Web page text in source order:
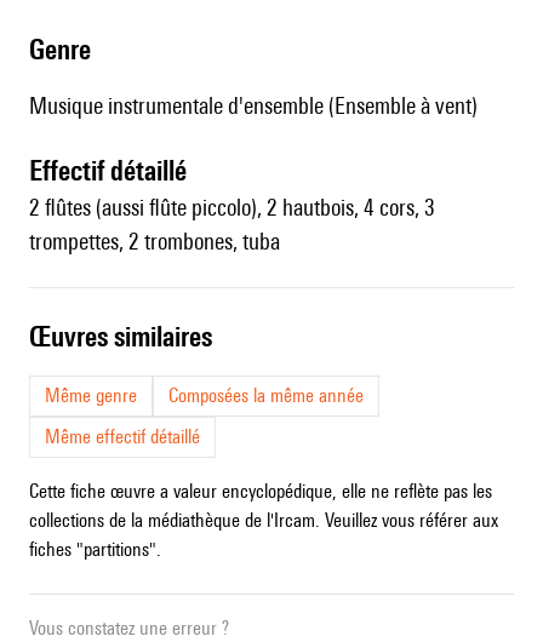
genre
Musique instrumentale d'ensemble (Ensemble à vent)
effectif détaillé
2 flûtes (aussi flûte piccolo), 2 hautbois, 4 cors, 3
trompettes, 2 trombones, tuba
œuvres similaires
Même genre
Composées la même année
Même effectif détaillé
Cette fiche œuvre a valeur encyclopédique, elle ne reflète pas les
collections de la médiathèque de l'Ircam. Veuillez vous référer aux
fiches "partitions".
Vous constatez une erreur ?